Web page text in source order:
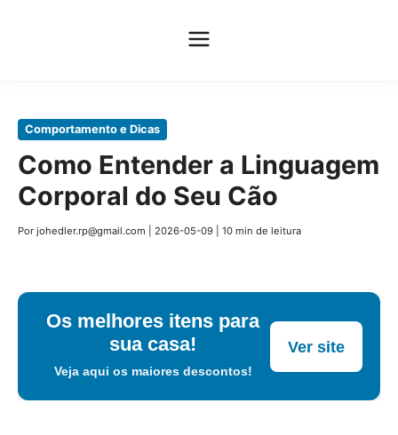
Pular
conteúdo
Comportamento e Dicas
Como Entender a Linguagem
Corporal do Seu Cão
Por johedler.rp@gmail.com 2026-05-09 10 min de leitura
Os melhores itens para
sua casa!
Veja aqui os maiores descontos!
Ver site